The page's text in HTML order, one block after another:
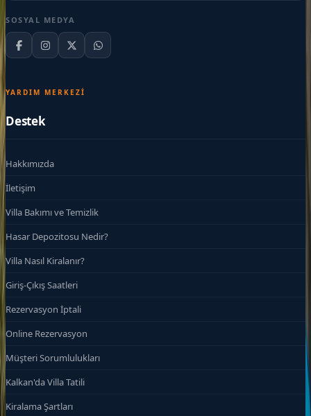
SOSYAL MEDYA
YARDIM MERKEZI
Destek
Hakkımızda
İletişim
Villa Bakımı ve Temizlik
Hasar Depozitosu Nedir?
Villa Nasıl Kiralanır?
Giriş-Çıkış Saatleri
Rezervasyon İptali
Online Rezervasyon
Müşteri Sorumlulukları
Kalkan'da Villa Tatili
Kiralama Şartları